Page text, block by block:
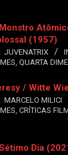
(1957)
JUVENATRIX
, QUARTA
/ Witte
MARCELO MILICI
, CRÍTICAS
Dia